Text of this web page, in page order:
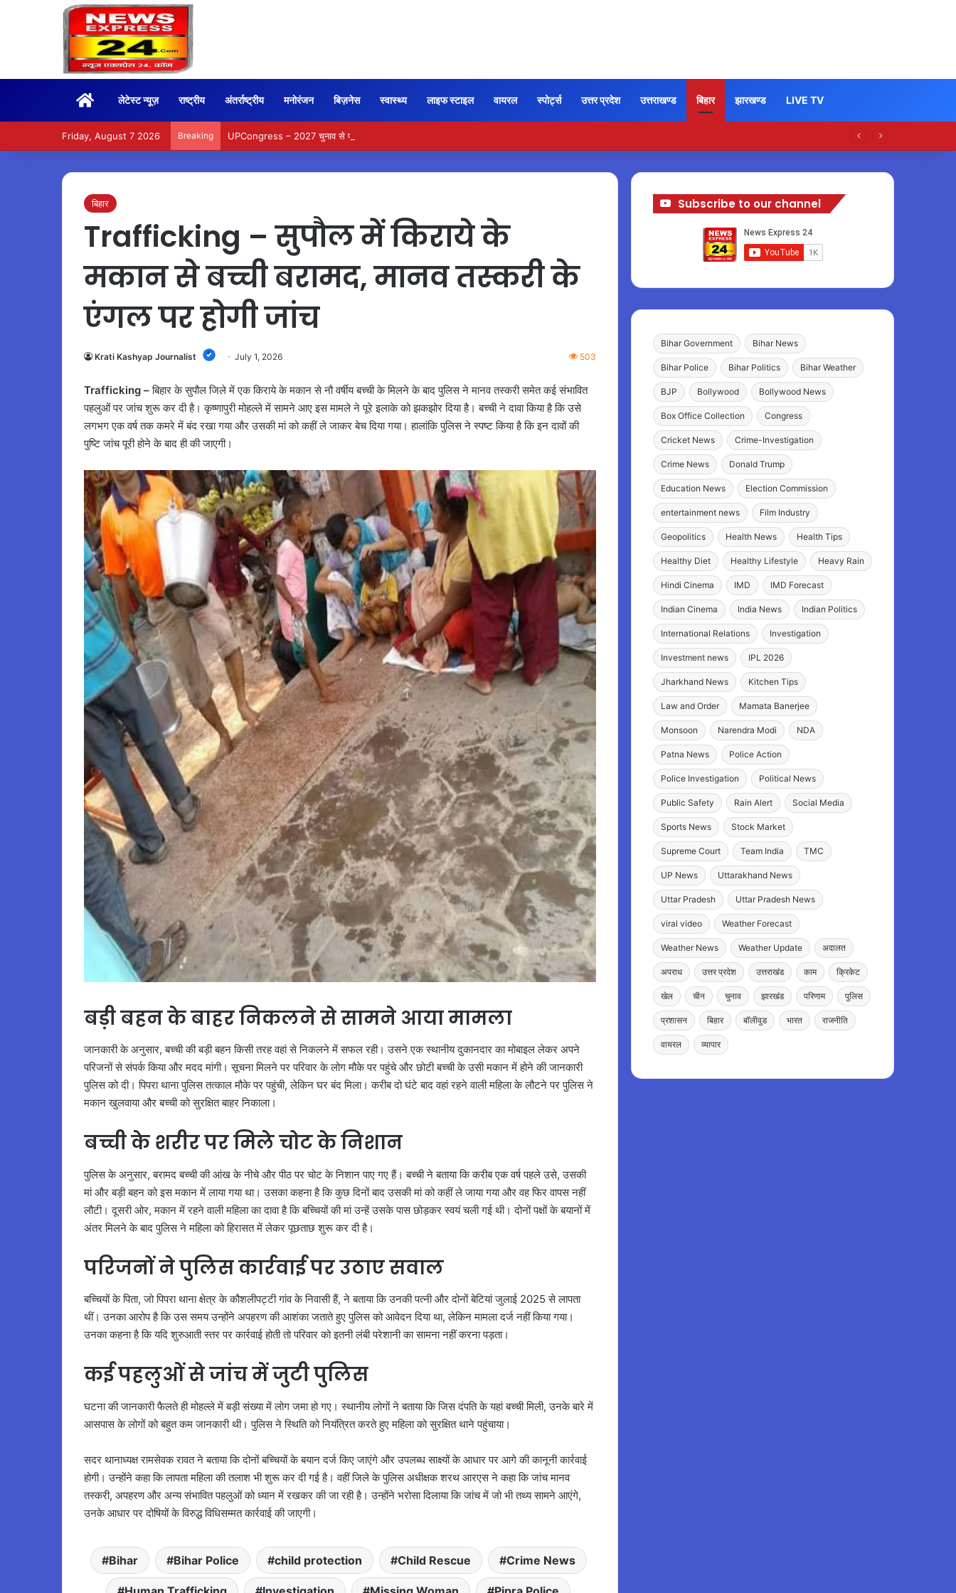
Homeलेटेस्ट न्यूज़ राष्ट्रीय अंतर्राष्ट्रीय मनोरंजन बिज़नेस स्वास्थ्य लाइफ स्टाइल वायरल स्पोर्ट्स उत्तर प्रदेश उत्तराखण्ड बिहार झारखण्ड LIVE TV
Friday, August 7 2026 Breaking UPCongress – 2027 चुनाव से पहले उत्तर प्रदेश में कांग्रेस ने बदली संगठनात्मक टीम…
बिहार
Trafficking – सुपौल में किराये के
मकान से बच्ची बरामद, मानव तस्करी के
एंगल पर होगी जांच
Krati Kashyap Journalist July 1, 2026 503
Trafficking –बिहार के सुपौल जिले में एक किराये के मकान से नौ वर्षीय बच्ची के मिलने के बाद पुलिस ने मानव तस्करी समेत कई संभावित
पहलुओं पर जांच शुरू कर दी है। कृष्णापुरी मोहल्ले में सामने आए इस मामले ने पूरे इलाके को झकझोर दिया है। बच्ची ने दावा किया है कि उसे
लगभग एक वर्ष तक कमरे में बंद रखा गया और उसकी मां को कहीं ले जाकर बेच दिया गया। हालांकि पुलिस ने स्पष्ट किया है कि इन दावों की
पुष्टि जांच पूरी होने के बाद ही की जाएगी।
बड़ी बहन के बाहर निकलने से सामने आया मामला
जानकारी के अनुसार, बच्ची की बड़ी बहन किसी तरह वहां से निकलने में सफल रही। उसने एक स्थानीय दुकानदार का मोबाइल लेकर अपने
परिजनों से संपर्क किया और मदद मांगी। सूचना मिलने पर परिवार के लोग मौके पर पहुंचे और छोटी बच्ची के उसी मकान में होने की जानकारी
पुलिस को दी। पिपरा थाना पुलिस तत्काल मौके पर पहुंची, लेकिन घर बंद मिला। करीब दो घंटे बाद वहां रहने वाली महिला के लौटने पर पुलिस ने
मकान खुलवाया और बच्ची को सुरक्षित बाहर निकाला।
बच्ची के शरीर पर मिले चोट के निशान
पुलिस के अनुसार, बरामद बच्ची की आंख के नीचे और पीठ पर चोट के निशान पाए गए हैं। बच्ची ने बताया कि करीब एक वर्ष पहले उसे, उसकी
मां और बड़ी बहन को इस मकान में लाया गया था। उसका कहना है कि कुछ दिनों बाद उसकी मां को कहीं ले जाया गया और वह फिर वापस नहीं
लौटी। दूसरी ओर, मकान में रहने वाली महिला का दावा है कि बच्चियों की मां उन्हें उसके पास छोड़कर स्वयं चली गई थी। दोनों पक्षों के बयानों में
अंतर मिलने के बाद पुलिस ने महिला को हिरासत में लेकर पूछताछ शुरू कर दी है।
परिजनों ने पुलिस कार्रवाई पर उठाए सवाल
बच्चियों के पिता, जो पिपरा थाना क्षेत्र के कौशलीपट्टी गांव के निवासी हैं, ने बताया कि उनकी पत्नी और दोनों बेटियां जुलाई 2025 से लापता
थीं। उनका आरोप है कि उस समय उन्होंने अपहरण की आशंका जताते हुए पुलिस को आवेदन दिया था, लेकिन मामला दर्ज नहीं किया गया।
उनका कहना है कि यदि शुरुआती स्तर पर कार्रवाई होती तो परिवार को इतनी लंबी परेशानी का सामना नहीं करना पड़ता।
कई पहलुओं से जांच में जुटी पुलिस
घटना की जानकारी फैलते ही मोहल्ले में बड़ी संख्या में लोग जमा हो गए। स्थानीय लोगों ने बताया कि जिस दंपति के यहां बच्ची मिली, उनके बारे में
आसपास के लोगों को बहुत कम जानकारी थी। पुलिस ने स्थिति को नियंत्रित करते हुए महिला को सुरक्षित थाने पहुंचाया।
सदर थानाध्यक्ष रामसेवक रावत ने बताया कि दोनों बच्चियों के बयान दर्ज किए जाएंगे और उपलब्ध साक्ष्यों के आधार पर आगे की कानूनी कार्रवाई
होगी। उन्होंने कहा कि लापता महिला की तलाश भी शुरू कर दी गई है। वहीं जिले के पुलिस अधीक्षक शरथ आरएस ने कहा कि जांच मानव
तस्करी, अपहरण और अन्य संभावित पहलुओं को ध्यान में रखकर की जा रही है। उन्होंने भरोसा दिलाया कि जांच में जो भी तथ्य सामने आएंगे,
उनके आधार पर दोषियों के विरुद्ध विधिसम्मत कार्रवाई की जाएगी।
Bihar Bihar Police child protection Child Rescue Crime News
Subscribe to our channel
Bihar Government Bihar News
Bihar Police Bihar Politics Bihar Weather
BJP Bollywood Bollywood News
Box Office Collection Congress
Cricket News Crime-Investigation
Crime News Donald Trump
Education News Election Commission
entertainment news Film Industry
Geopolitics Health News Health Tips
Healthy Diet Healthy Lifestyle Heavy Rain
Hindi Cinema IMD IMD Forecast
Indian Cinema India News Indian Politics
International Relations Investigation
Investment news IPL 2026
Jharkhand News Kitchen Tips
Law and Order Mamata Banerjee
Monsoon Narendra Modi NDA
Patna News Police Action
Police Investigation Political News
Public Safety Rain Alert Social Media
Sports News Stock Market
Supreme Court Team India TMC
UP News Uttarakhand News
Uttar Pradesh Uttar Pradesh News
viral video Weather Forecast
Weather News Weather Update अदालत
अपराध उत्तर प्रदेश उत्तराखंड काम क्रिकेट
खेल चीन चुनाव झारखंड परिणाम पुलिस
प्रशासन बिहार बॉलीवुड भारत राजनीति
वायरल व्यापार